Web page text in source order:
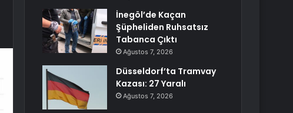
İnegöl’de Kaçan
Şüpheliden Ruhsatsız
Tabanca Çıktı
Ağustos 7, 2026
Düsseldorf’ta Tramvay
Kazası: 27 Yaralı
Ağustos 7, 2026